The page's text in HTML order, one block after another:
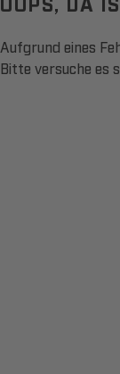
Aufgrund eines
Bitte versuche es